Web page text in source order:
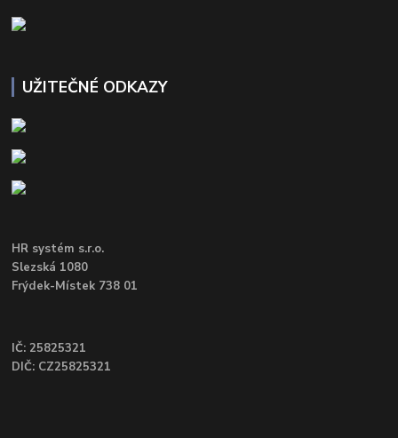
UŽITEČNÉ ODKAZY
HR systém s.r.o.
Slezská 1080
Frýdek-Místek 738 01
IČ: 25825321
DIČ: CZ25825321